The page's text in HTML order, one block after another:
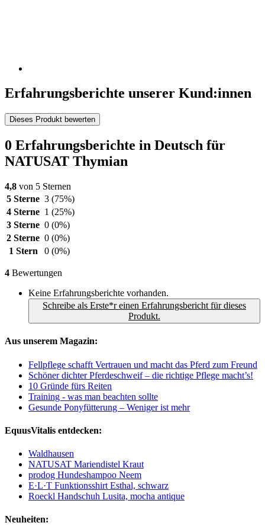
Erfahrungsberichte unserer Kund:innen
Dieses Produkt bewerten
0 Erfahrungsberichte in Deutsch für
NATUSAT Thymian
4,8 von 5 Sternen
5 Sterne 3 (75%)
4 Sterne 1 (25%)
3 Sterne 0 (0%)
2 Sterne 0 (0%)
1 Stern
0 (0%)
4 Bewertungen
Keine Erfahrungsberichte vorhanden.
Schreibe als Erste*r einen Erfahrungsbericht für dieses
Produkt.
Aus unserem Magazin:
Fellpflege schafft Vertrauen und macht das Pferd zum Freund
Schöner dichter Pferdeschweif – die richtige Pflege macht’s!
10 Gründe fürs Reiten
Training - was man beachten sollte
Gesunde Ponyfütterung – Weniger ist mehr
EquusVitalis entdecken:
Waldhausen
NATUSAT Mariendistel Kraut
prodog Hundeshampoo Neem
E·L·T Funktionsshirt Esthal, schwarz
Roeckl Handschuh Lusita, mocha antique
Neuheiten: